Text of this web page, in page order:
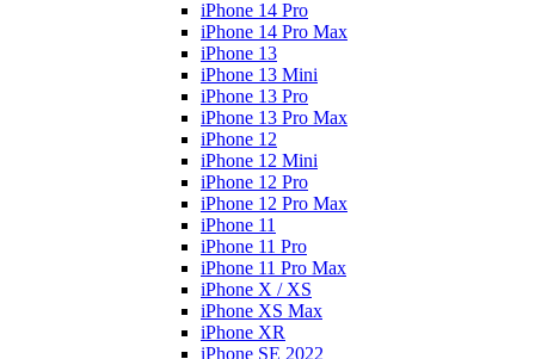
iPhone 14 Pro
iPhone 14 Pro Max
iPhone 13
iPhone 13 Mini
iPhone 13 Pro
iPhone 13 Pro Max
iPhone 12
iPhone 12 Mini
iPhone 12 Pro
iPhone 12 Pro Max
iPhone 11
iPhone 11 Pro
iPhone 11 Pro Max
iPhone X / XS
iPhone XS Max
iPhone XR
iPhone SE 2022